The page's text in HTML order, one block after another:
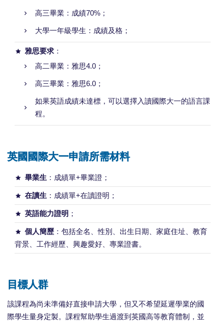
高三畢業：成績70%；
大學一年級學生：成績及格；
雅思要求：
高二畢業：雅思4.0；
高三畢業：雅思6.0；
如果英語成績未達標，可以選擇入讀國際大一的語言課
程。
英國國際大一申請所需材料
畢業生 ：成績單+畢業證；
在讀生 ：成績單+在讀證明；
英語能力證明 ；
個人簡歷：包括全名、性別、出生日期、家庭住址、教育
背景、工作經歷、興趣愛好、專業證書。
目標人群
該課程為尚未準備好直接申請大學，但又不希望延遲學業的國
際學生量身定製。課程幫助學生過渡到英國高等教育體制，並